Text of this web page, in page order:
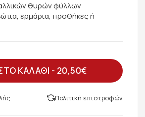
θυρών φύλλων
ερμάρια, προθήκες ή
ΚΑΛΑΘΙ - 20,50€
Πολιτική επιστροφών